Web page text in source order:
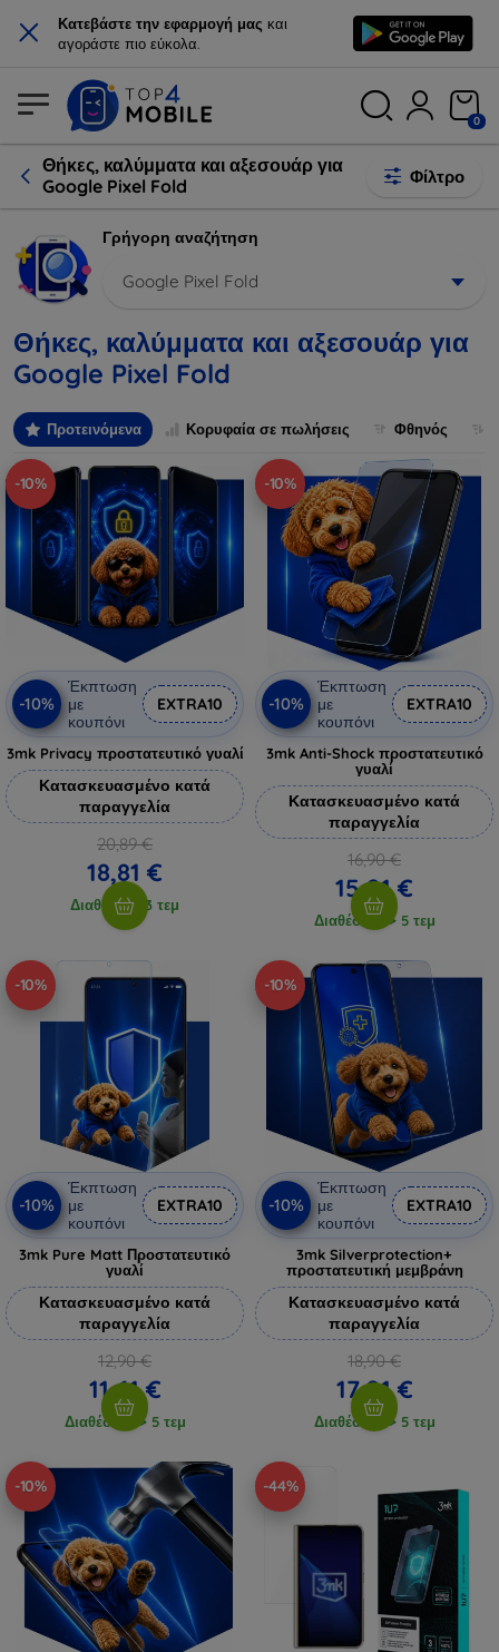
× Κατεβάστε την εφαρμογή μας και
αγοράστε πιο εύκολα.
0
Θήκες, καλύμματα και αξεσουάρ για
Google Pixel Fold
Φίλτρο
Γρήγορη αναζήτηση
Google Pixel Fold
Θήκες, καλύμματα και αξεσουάρ για
Google Pixel Fold
Προτεινόμενα Κορυφαία σε πωλήσεις Φθηνός
-10%
-10%
Έκπτωση
με
κουπόνι
EXTRA10
3mk Privacy προστατευτικό γυαλί
Κατασκευασμένο κατά
παραγγελία
20,89 €
18,81 €
Διαθέσιμο 3 τεμ
-10%
-10%
Έκπτωση
με
κουπόνι
EXTRA10
3mk Anti-Shock προστατευτικό
γυαλί
Κατασκευασμένο κατά
παραγγελία
16,90 €
15,21 €
Διαθέσιμο > 5 τεμ
-10%
-10%
Έκπτωση
με
κουπόνι
EXTRA10
3mk Pure Matt Προστατευτικό
γυαλί
Κατασκευασμένο κατά
παραγγελία
12,90 €
11,61 €
Διαθέσιμο > 5 τεμ
-10%
-10%
Έκπτωση
με
κουπόνι
EXTRA10
3mk Silverprotection+
προστατευτική μεμβράνη
Κατασκευασμένο κατά
παραγγελία
18,90 €
17,01 €
Διαθέσιμο > 5 τεμ
-10% -44%